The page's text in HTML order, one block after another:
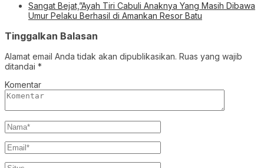
Sangat Bejat,”Ayah Tiri Cabuli Anaknya Yang Masih Dibawa
Umur Pelaku Berhasil di Amankan Resor Batu
Tinggalkan Balasan
Alamat email Anda tidak akan dipublikasikan. Ruas yang wajib
ditandai *
Komentar